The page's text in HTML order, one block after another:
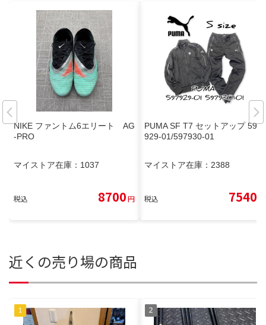
NIKE ファントム6エリート AG
-PRO
マイストア在庫： 1037
税込 8700円
PUMA SF T7 セットアップ 597
929-01/597930-01
マイストア在庫： 2388
税込 7540
近くの売り場の商品